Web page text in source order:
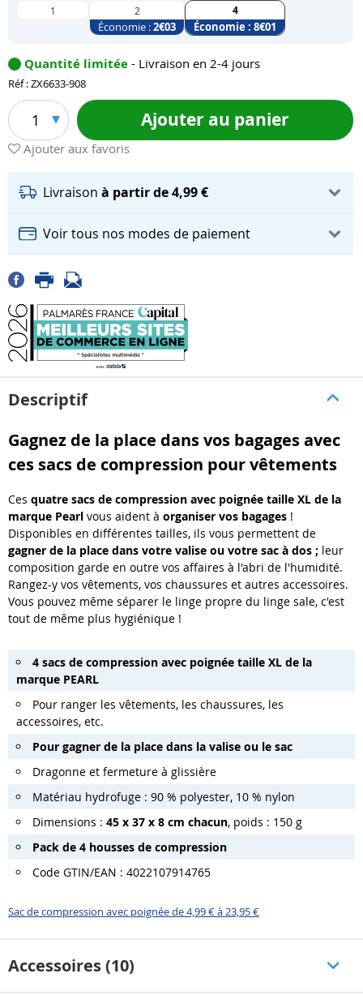
1 2
Économie :2€03
4
Économie : 8€01
Quantité limitée - Livraison en 2-4 jours
Réf : ZX6633-908
1 Ajouter au panier
Ajouter aux favoris
Livraison à partir de 4,99 €
Voir tous nos modes de paiement
Descriptif
Gagnez de la place dans vos bagages avec
ces sacs de compression pour vêtements
Ces quatre sacs de compression avec poignée taille XL de la
marque Pearl vous aident à organiser vos bagages !
Disponibles en différentes tailles, ils vous permettent de
gagner de la place dans votre valise ou votre sac à dos ; leur
composition garde en outre vos affaires à l'abri de l'humidité.
Rangez-y vos vêtements, vos chaussures et autres accessoires.
Vous pouvez même séparer le linge propre du linge sale, c'est
tout de même plus hygiénique !
4 sacs de compression avec poignée taille XL de la
marque PEARL
Pour ranger les vêtements, les chaussures, les
accessoires, etc.
Pour gagner de la place dans la valise ou le sac
Dragonne et fermeture à glissière
Matériau hydrofuge : 90 % polyester, 10 % nylon
Dimensions : 45 x 37 x 8 cm chacun, poids : 150 g
Pack de 4 housses de compression
Code GTIN/EAN : 4022107914765
Sac de compression avec poignée de 4,99 € à 23,95 €
Accessoires (10)